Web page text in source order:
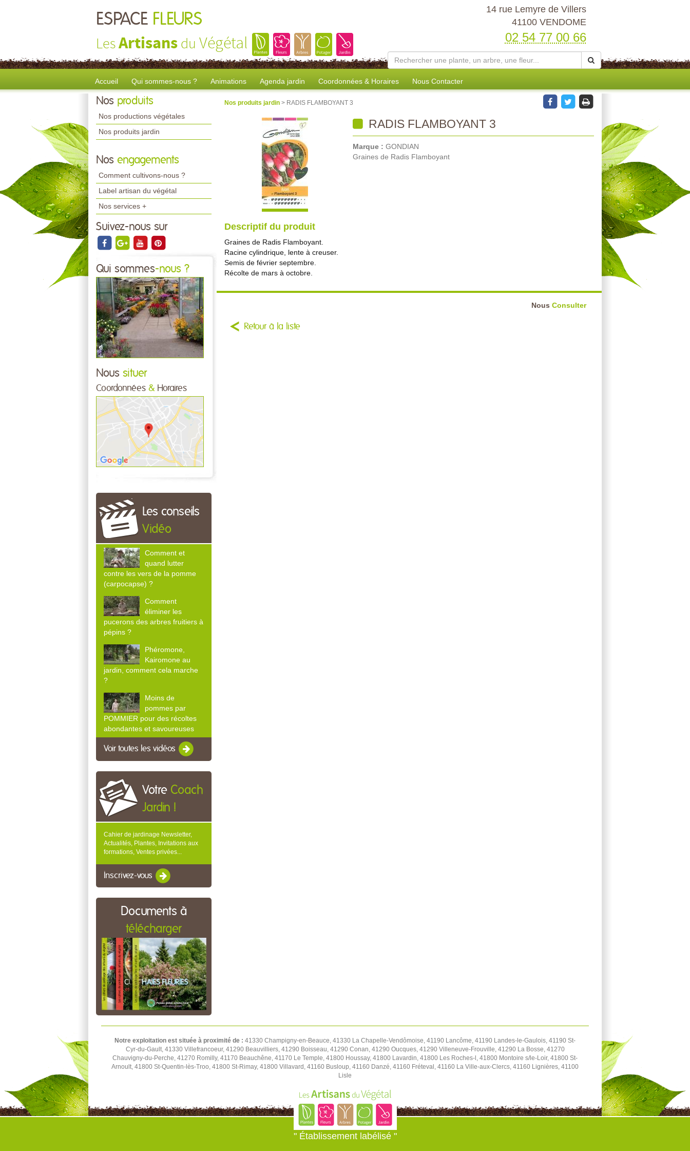
ESPACE FLEURS
LesArtisans du Végétal
14 rue Lemyre de Villers
41100 VENDOME
02 54 77 00 66
Accueil Qui sommes-nous ? Animations Agenda jardin Coordonnées & Horaires Nous Contacter
Nos produits
Nos productions végétales
Nos produits jardin
Nos engagements
Comment cultivons-nous ?
Label artisan du végétal
Nos services +
Suivez-nous sur
Qui sommes-nous ?
Nous situer
Coordonnées & Horaires
Les conseils
Vidéo
Comment et
quand lutter
contre les vers de la pomme
(carpocapse) ?
Comment
éliminer les
pucerons des arbres fruitiers à
pépins ?
Phéromone,
Kairomone au
jardin, comment cela marche
?
Moins de
pommes par
POMMIER pour des récoltes
abondantes et savoureuses
Voir toutes les vidéos
Votre Coach
Jardin !
Cahier de jardinage Newsletter,
Actualités, Plantes, Invitations aux
formations, Ventes privées...
Inscrivez-vous
Documents à
télécharger
Nos produits jardin > RADIS FLAMBOYANT 3
RADIS FLAMBOYANT 3
Marque : GONDIAN
Graines de Radis Flamboyant
Descriptif du produit
Graines de Radis Flamboyant.
Racine cylindrique, lente à creuser.
Semis de février septembre.
Récolte de mars à octobre.
Nous Consulter
Retour à la liste
Notre exploitation est située à proximité de : 41330 Champigny-en-Beauce, 41330 La Chapelle-Vendômoise, 41190 Lancôme, 41190 Landes-le-Gaulois, 41190 St-
Cyr-du-Gault, 41330 Villefrancoeur, 41290 Beauvilliers, 41290 Boisseau, 41290 Conan, 41290 Oucques, 41290 Villeneuve-Frouville, 41290 La Bosse, 41270
Chauvigny-du-Perche, 41270 Romilly, 41170 Beauchêne, 41170 Le Temple, 41800 Houssay, 41800 Lavardin, 41800 Les Roches-l, 41800 Montoire s/le-Loir, 41800 St-
Arnoult, 41800 St-Quentin-lès-Troo, 41800 St-Rimay, 41800 Villavard, 41160 Busloup, 41160 Danzé, 41160 Fréteval, 41160 La Ville-aux-Clercs, 41160 Lignières, 41100
Lisle
" Établissement labélisé "